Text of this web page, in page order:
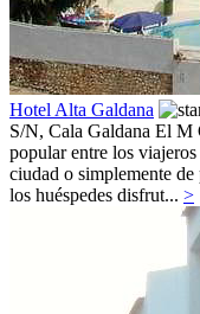
Hotel Alta Galdana
S/N, Cala Galdana El M
popular entre los
ciudad o simplemente
los huéspedes disfrut... >